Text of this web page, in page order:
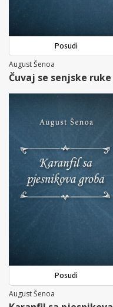
Posudi
August Šenoa
Čuvaj se senjske ruke
Posudi
August Šenoa